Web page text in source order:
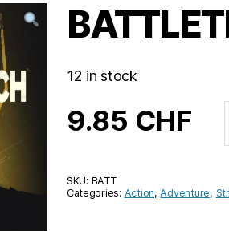
12 in stock
9.85 CHF
SKU: BATT
Categories: Action,Adventure,